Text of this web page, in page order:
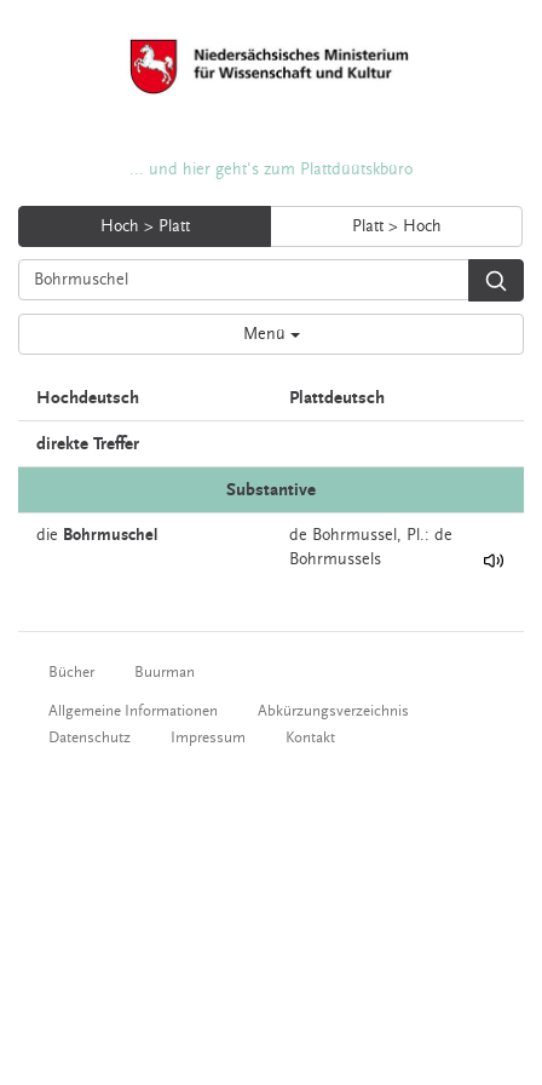
... und hier geht's zum Plattdüütskbüro
Hoch > Platt Platt > Hoch
Menü
Hochdeutsch Plattdeutsch
direkte Treffer
Substantive
die Bohrmuschel de Bohrmussel , Pl.: de
Bohrmussels
Bücher Buurman
Allgemeine Informationen
Abkürzungsverzeichnis
Datenschutz
Impressum Kontakt